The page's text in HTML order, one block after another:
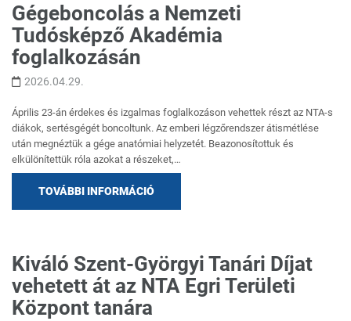
Gégeboncolás a Nemzeti
Tudósképző Akadémia
foglalkozásán
2026.04.29.
Április 23-án érdekes és izgalmas foglalkozáson vehettek részt az NTA-s
diákok, sertésgégét boncoltunk. Az emberi légzőrendszer átismétlése
után megnéztük a gége anatómiai helyzetét. Beazonosítottuk és
elkülönítettük róla azokat a részeket,…
TOVÁBBI INFORMÁCIÓ
Kiváló Szent-Györgyi Tanári Díjat
vehetett át az NTA Egri Területi
Központ tanára